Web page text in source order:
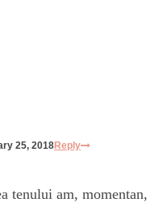
25, 2018Reply
tenului am, momentan,